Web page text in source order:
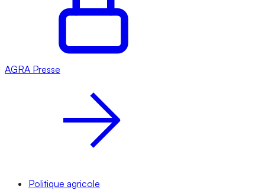
AGRA Presse
Politique agricole